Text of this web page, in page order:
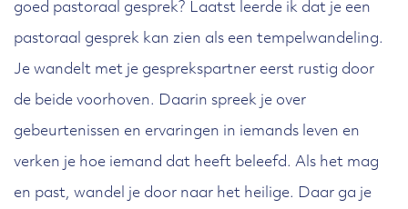
goed pastoraal gesprek? Laatst leerde ik dat je een
pastoraal gesprek kan zien als een tempelwandeling.
Je wandelt met je gesprekspartner eerst rustig door
de beide voorhoven. Daarin spreek je over
gebeurtenissen en ervaringen in iemands leven en
verken je hoe iemand dat heeft beleefd. Als het mag
en past, wandel je door naar het heilige. Daar ga je